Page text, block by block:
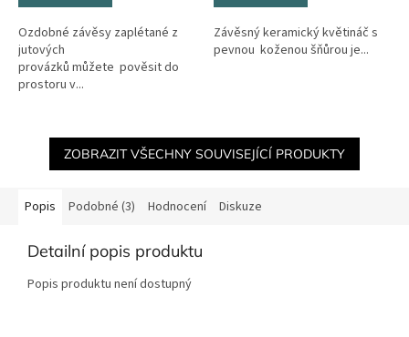
Ozdobné závěsy zaplétané z
jutových
provázků můžete pověsit do
prostoru v...
Závěsný keramický květináč s
pevnou koženou šňůrou je...
ZOBRAZIT VŠECHNY SOUVISEJÍCÍ PRODUKTY
Popis Podobné (3) Hodnocení Diskuze
Detailní popis produktu
Popis produktu není dostupný